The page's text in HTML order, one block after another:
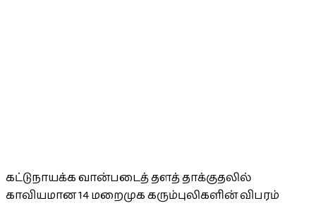
கட்டுநாயக்க வான்படைத் தளத் தாக்குதலில்
காவியமான 14 மறைமுக கரும்புலிகளின் விபரம்